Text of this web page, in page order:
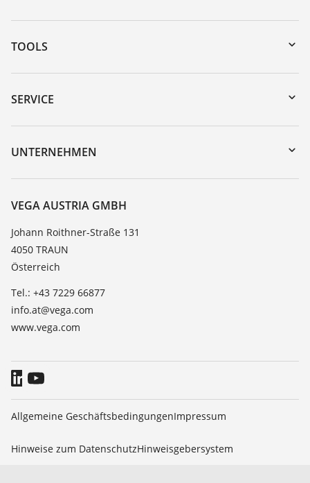
TOOLS
Download-Center
Gerätesuche (Seriennummer)
DTM Collection/PACTware
SERVICE
Geräterücksendung
Trainings
TeamViewer
UNTERNEHMEN
Karriere
Über VEGA
Kontakt
News
Presse
Blog
VEGA AUSTRIA GMBH
Johann Roithner-Straße 131
4050 TRAUN
Österreich
Tel.: +43 7229 66877
info.at@vega.com
www.vega.com
Allgemeine GeschäftsbedingungenImpressum
Hinweise zum DatenschutzHinweisgebersystem